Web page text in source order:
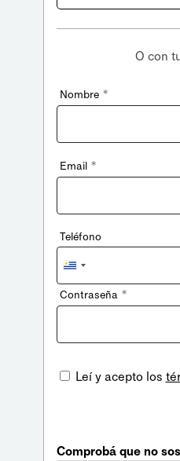
O con
Nombre *
Email *
Teléfono
Uruguay
+598
Contraseña *
Leí y acepto los
Comprobá que no